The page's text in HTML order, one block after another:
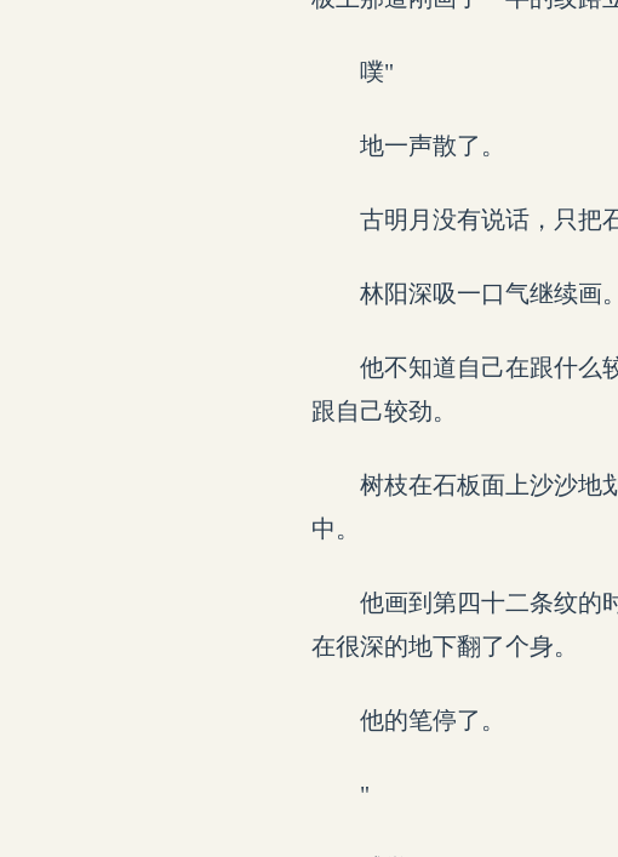
噗"
地一声散了。
古明月没有说话，只把
林阳深吸一口气继续画。
他不知道自己在跟什
跟自己较劲。
树枝在石板面上沙沙地
中。
他画到第四十二条纹的
在很深的地下翻了个身。
他的笔停了。
"